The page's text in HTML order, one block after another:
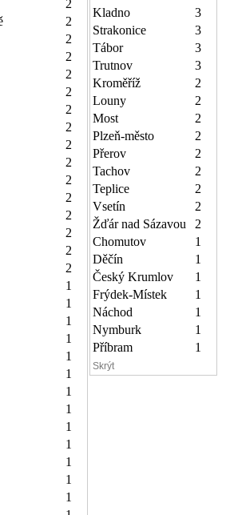
2
2
2
2
2
2
2
2
2
2
2
2
2
2
2
2
1
1
1
1
1
1
1
1
1
1
1
1
1
Kladno
3
Strakonice
3
Tábor
3
Trutnov
3
Kroměříž
2
Louny
2
Most
2
Plzeň-město
2
Přerov
2
Tachov
2
Teplice
2
Vsetín
2
Žďár nad Sázavou
2
Chomutov
1
Děčín
1
Český Krumlov
1
Frýdek-Místek
1
Náchod
1
Nymburk
1
Příbram
1
Skrýt